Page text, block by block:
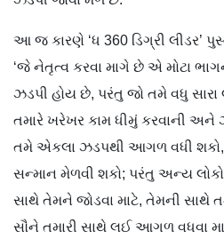
આ જ કારણે ‘ધ 360 ડિગ્રી લીડર’
‘જે નેતૃત્વ કરવા માગે છે એ મોટા
ઝડપી હોય છે, પરંતુ જો તમે વધુ સારા
તમારે ખરેખર કામ ધીમું કરવાની અને
તમે એકલા ઝડપથી આગળ વધી
સન્માન મેળવી શકો; પરંતુ અન્ય
સાથે તેમને જોડવા માટે, તેમની સાથે
સૌને તમારી સાથે લઈ આગળ વધવા